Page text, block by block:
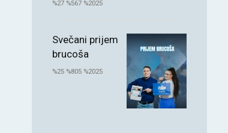
%27 %567 %2025
Svečani prijem
brucoša
%25 %805 %2025